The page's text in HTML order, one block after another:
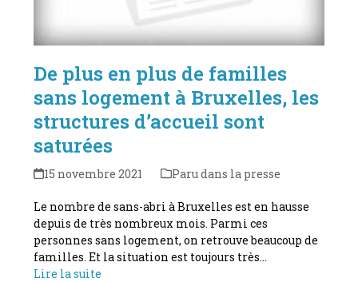
De plus en plus de familles
sans logement à Bruxelles, les
structures d’accueil sont
saturées
15 novembre 2021 Paru dans la presse
Le nombre de sans-abri à Bruxelles est en hausse
depuis de très nombreux mois. Parmi ces
personnes sans logement, on retrouve beaucoup de
familles. Et la situation est toujours très…
Lire la suite